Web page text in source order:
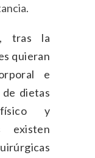
tras la
quieran
e
de dietas
físico y
existen